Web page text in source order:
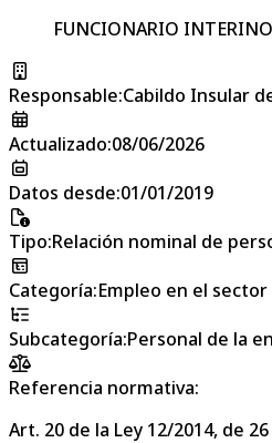
FUNCIONARIO INTERINO
Responsable:Cabildo Insular
Actualizado:08/06/2026
Datos desde:01/01/2019
Tipo:Relación nominal de
Categoría:Empleo en el
Subcategoría:Personal de la
Referencia normativa:
Art. 20 de la Ley 12/2014, de